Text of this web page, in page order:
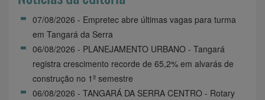
07/08/2026 - Empretec abre últimas vagas para turma
em Tangará da Serra
06/08/2026 - PLANEJAMENTO URBANO - Tangará
registra crescimento recorde de 65,2% em alvarás de
construção no 1º semestre
06/08/2026 - TANGARÁ DA SERRA CENTRO - Rotary